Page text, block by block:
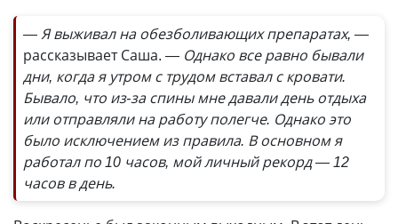
— Я выживал на обезболивающих препаратах, —
рассказывает Саша. — Однако все равно бывали
дни, когда я утром с трудом вставал с кровати.
Бывало, что из-за спины мне давали день отдыха
или отправляли на работу полегче. Однако это
было исключением из правила. В основном я
работал по 10 часов, мой личный рекорд — 12
часов в день.